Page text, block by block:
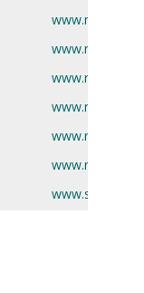
www.nrj.fr
www.rtl.fr
www.rtl2.fr